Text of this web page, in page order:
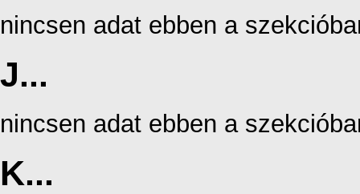
nincsen adat ebben a
J...
nincsen adat ebben a
K...